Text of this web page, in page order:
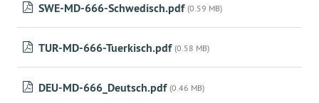
SWE-MD-666-Schwedisch.pdf (0.59 MB)
TUR-MD-666-Tuerkisch.pdf (0.58 MB)
DEU-MD-666_Deutsch.pdf (0.46 MB)